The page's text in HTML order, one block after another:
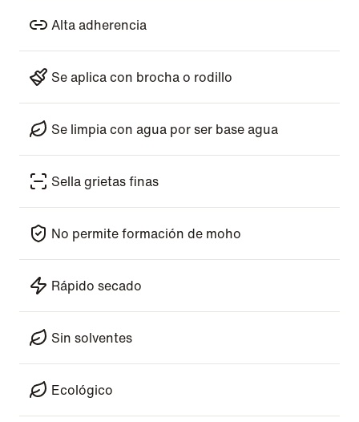
Alta adherencia
Se aplica con brocha o rodillo
Se limpia con agua por ser base agua
Sella grietas finas
No permite formación de moho
Rápido secado
Sin solventes
Ecológico